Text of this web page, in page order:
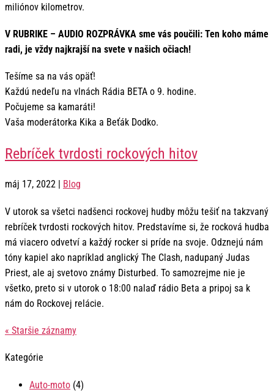
miliónov kilometrov.
V RUBRIKE – AUDIO ROZPRÁVKA sme vás poučili: Ten koho máme
radi, je vždy najkrajší na svete v našich očiach!
Tešíme sa na vás opäť!
Každú nedeľu na vlnách Rádia BETA o 9. hodine.
Počujeme sa kamaráti!
Vaša moderátorka Kika a Beťák Dodko.
Rebríček tvrdosti rockových hitov
máj 17, 2022 Blog
V utorok sa všetci nadšenci rockovej hudby môžu tešiť na takzvaný
rebríček tvrdosti rockových hitov. Predstavíme si, že rocková hudba
má viacero odvetví a každý rocker si príde na svoje. Odznejú nám
tóny kapiel ako napríklad anglický The Clash, nadupaný Judas
Priest, ale aj svetovo známy Disturbed. To samozrejme nie je
všetko, preto si v utorok o 18:00 nalaď rádio Beta a pripoj sa k
nám do Rockovej relácie.
« Staršie záznamy
Kategórie
Auto-moto (4)